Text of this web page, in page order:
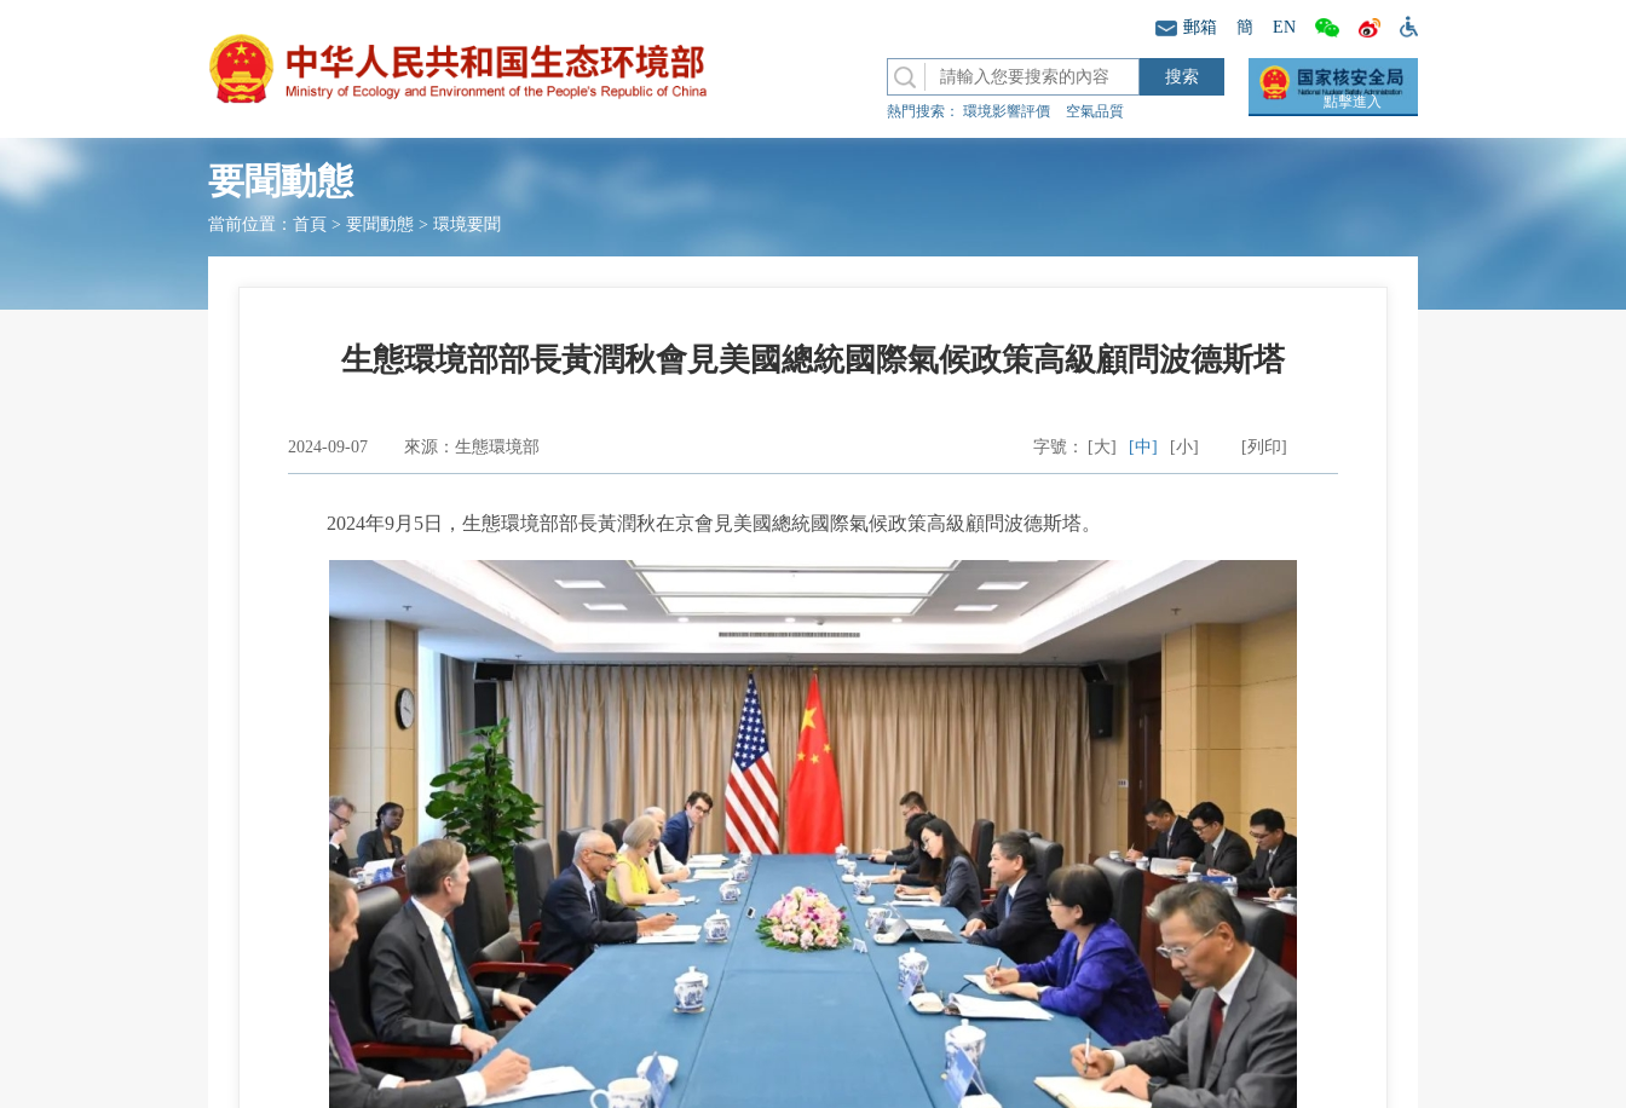
郵箱 簡 EN
熱門搜索： 環境影響評價 空氣品質
點擊進入
要聞動態
當前位置： 首頁 > 要聞動態 > 環境要聞
生態環境部部長黃潤秋會見美國總統國際氣候政策高級顧問波德斯塔
2024-09-07 來源：生態環境部 [列印]
字號： [大] [中] [小]
2024年9月5日，生態環境部部長黃潤秋在京會見美國總統國際氣候政策高級顧問波德斯塔。